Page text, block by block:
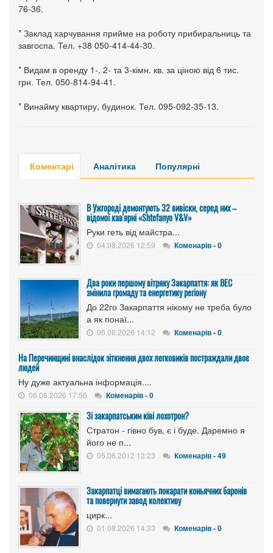
76-36.
* Заклад харчування прийме на роботу прибиральниць та
завгоспа. Тел. +38 050-414-44-30.
* Видам в оренду 1-, 2- та 3-кімн. кв. за ціною від 6 тис.
грн. Тел. 050-814-94-41.
* Винайму квартиру, будинок. Тел. 095-092-35-13.
Коментарі Аналітика Популярні
В Ужгороді демонтують 32 вивіски, серед них –
відомої кав'ярні «Shtefanyo V&V»
Руки геть від майстра...
04.08.2026 12:59 Коменарів - 0
Два роки першому вітряку Закарпаття: як ВЕС
змінила громаду та енергетику регіону
До 22го Закарпаття нікому не треба було
а як понаї...
06.08.2026 14:12 Коменарів - 0
На Перечинщині внаслідок зіткнення двох легковиків постраждали двоє
людей
Ну дуже актуальна інформація....
06.08.2026 17:56 Коменарів - 0
Зі закарпатським ківі лохотрон?
Стратон - гівно був, є і буде. Даремно я
його не п...
05.06.2012 12:23 Коменарів - 49
Закарпатці вимагають покарати коньячних баронів
та повернути завод колективу
цирк...
01.08.2026 14:33 Коменарів - 0